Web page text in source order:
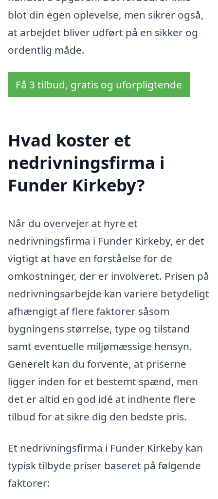
blot din egen oplevelse, men sikrer også,
at arbejdet bliver udført på en sikker og
ordentlig måde.
Få 3 tilbud, gratis og uforpligtende
Hvad koster et
nedrivningsfirma i
Funder Kirkeby?
Når du overvejer at hyre et
nedrivningsfirma i Funder Kirkeby, er det
vigtigt at have en forståelse for de
omkostninger, der er involveret. Prisen på
nedrivningsarbejde kan variere betydeligt
afhængigt af flere faktorer såsom
bygningens størrelse, type og tilstand
samt eventuelle miljømæssige hensyn.
Generelt kan du forvente, at priserne
ligger inden for et bestemt spænd, men
det er altid en god idé at indhente flere
tilbud for at sikre dig den bedste pris.
Et nedrivningsfirma i Funder Kirkeby kan
typisk tilbyde priser baseret på følgende
faktorer: